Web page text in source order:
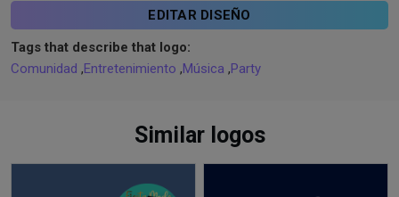
EDITAR DISEÑO
Tags that describe that logo:
Comunidad ,Entretenimiento ,Música ,Party
Similar logos